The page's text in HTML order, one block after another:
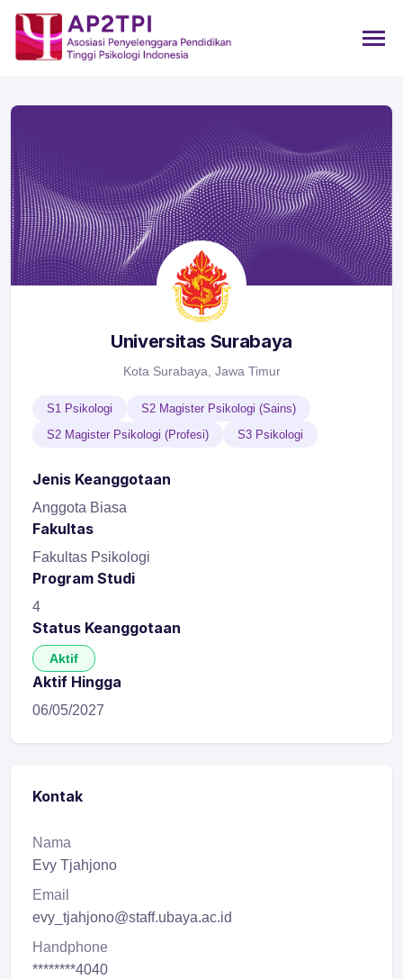
Universitas Surabaya
Kota Surabaya, Jawa Timur
S1 Psikologi
S2 Magister Psikologi (Sains)
S2 Magister Psikologi (Profesi)
S3 Psikologi
Jenis Keanggotaan
Anggota Biasa
Fakultas
Fakultas Psikologi
Program Studi
4
Status Keanggotaan
Aktif
Aktif Hingga
06/05/2027
Kontak
Nama
Evy Tjahjono
Email
evy_tjahjono@staff.ubaya.ac.id
Handphone
********4040